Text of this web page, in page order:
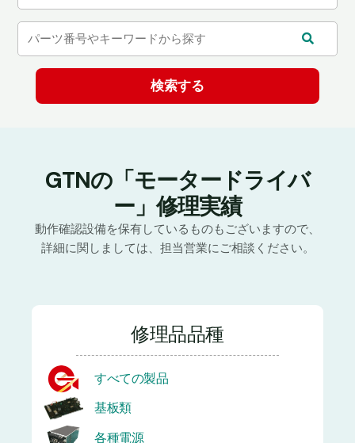
GTNの「モータードライバ
ー」修理実績
動作確認設備を保有しているものもございますので、
詳細に関しましては、担当営業にご相談ください。
修理品品種
すべての製品
基板類
各種電源